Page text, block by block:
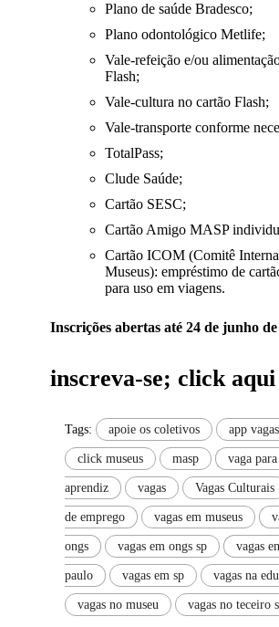
Plano de saúde Bradesco;
Plano odontológico Metlife;
Vale-refeição e/ou
Flash;
Vale-cultura no cartão Flash;
Vale-transporte conforme
TotalPass;
Clude Saúde;
Cartão SESC;
Cartão Amigo MASP
Cartão ICOM (Comitê
Museus): empréstimo de
para uso em viagens.
Inscrições abertas até 24 de junho
inscreva-se; click aqui
Tags: apoie os coletivos app
click museus masp vaga
aprendiz vagas Vagas Culturais
de emprego vagas em museus
ongs vagas em ongs sp vagas
paulo vagas em sp vagas na
vagas no museu vagas no teceiro